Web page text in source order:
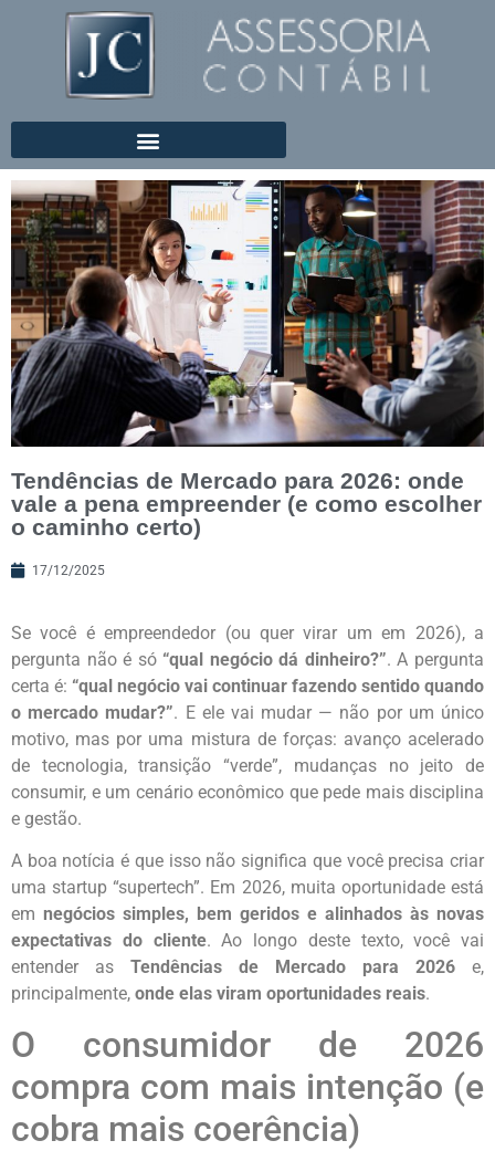
Tendências de Mercado para 2026: onde
vale a pena empreender (e como escolher
o caminho certo)
17/12/2025
Se você é empreendedor (ou quer virar um em 2026), a
pergunta não é só “qual negócio dá dinheiro?”. A pergunta
certa é: “qual negócio vai continuar fazendo sentido quando
o mercado mudar?”. E ele vai mudar — não por um único
motivo, mas por uma mistura de forças: avanço acelerado
de tecnologia, transição “verde”, mudanças no jeito de
consumir, e um cenário econômico que pede mais disciplina
e gestão.
A boa notícia é que isso não significa que você precisa criar
uma startup “supertech”. Em 2026, muita oportunidade está
em negócios simples, bem geridos e alinhados às novas
expectativas do cliente. Ao longo deste texto, você vai
entender as Tendências de Mercado para 2026 e,
principalmente, onde elas viram oportunidades reais.
O consumidor de 2026
compra com mais intenção (e
cobra mais coerência)